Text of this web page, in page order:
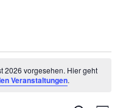
2026 vorgesehen. Hier geht
Veranstaltungen.